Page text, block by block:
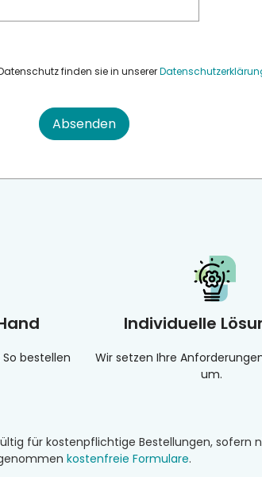
finden sie in unserer
Absenden
bestellen
Individuelle
Wir setzen Ihre
um.
für kostenpflichtige Bestellungen, sofern
kostenfreie Formulare.